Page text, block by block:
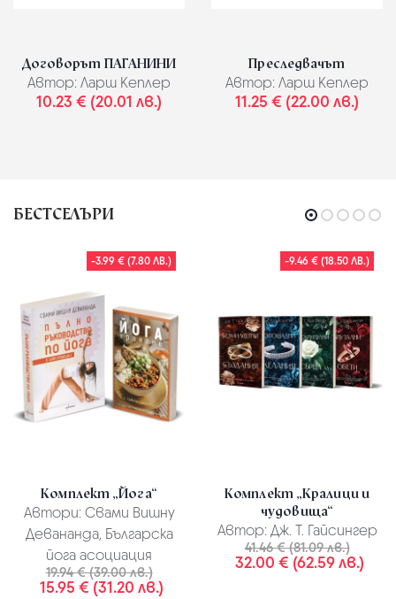
Договорът ПАГАНИНИ
Автор: Ларш Кеплер
10.23 € (20.01 лв.)
Преследвачът
Автор: Ларш Кеплер
11.25 € (22.00 лв.)
БЕСТСЕЛЪРИ
-3.99 € (7.80 ЛВ.)
Комплект „Йога“
Автори: Свами Вишну
Девананда, Българска
йога асоциация
19.94 € (39.00 лв.)
15.95 € (31.20 лв.)
-9.46 € (18.50 ЛВ.)
Комплект „Кралици и
чудовища“
Автор: Дж. Т. Гайсингер
41.46 € (81.09 лв.)
32.00 € (62.59 лв.)